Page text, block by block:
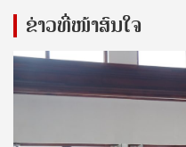
ຂ່າວທີ່ໜ້າສົນໃຈ